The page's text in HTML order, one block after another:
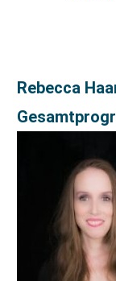
Rebecca